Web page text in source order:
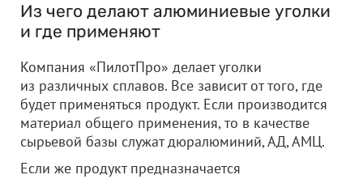
Из чего делают алюминиевые уголки
и где применяют
Компания «ПилотПро» делает уголки
из различных сплавов. Все зависит от того, где
будет применяться продукт. Если производится
материал общего применения, то в качестве
сырьевой базы служат дюралюминий, АД, АМЦ.
Если же продукт предназначается